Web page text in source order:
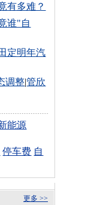
有多难？
谁"自
定明年汽
调整|管欣
能源
停车费 自
更多 >>